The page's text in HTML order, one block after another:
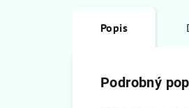
Popis
Podrobný